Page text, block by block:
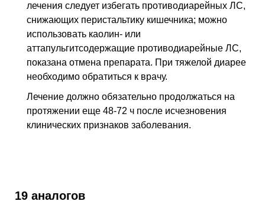
лечения следует избегать противодиарейных ЛС,
снижающих перистальтику кишечника; можно
использовать каолин- или
аттапульгитсодержащие противодиарейные ЛС,
показана отмена препарата. При тяжелой диарее
необходимо обратиться к врачу.
Лечение должно обязательно продолжаться на
протяжении еще 48-72 ч после исчезновения
клинических признаков заболевания.
19 аналогов